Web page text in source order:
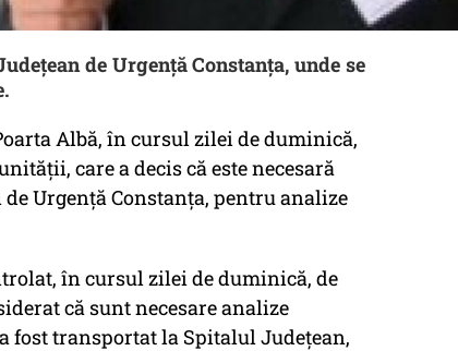
de Urgenţă Constanţa, unde se
Albă, în cursul zilei de duminică,
care a decis că este necesară
Urgenţă Constanţa, pentru analize
în cursul zilei de duminică, de
că sunt necesare analize
fost transportat la Spitalul Judeţean,